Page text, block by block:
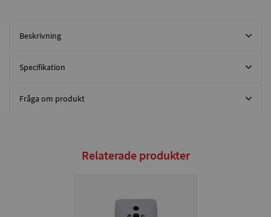
Beskrivning
Specifikation
Fråga om produkt
Relaterade produkter